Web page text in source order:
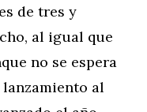
de tres y
al igual que
no se espera
al